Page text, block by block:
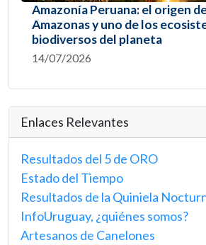
Amazonía Peruana: el origen
Amazonas y uno de los
biodiversos del planeta
14/07/2026
Enlaces Relevantes
Resultados del 5 de ORO
Estado del Tiempo
Resultados de la Quiniela
InfoUruguay, ¿quiénes somos?
Artesanos de Canelones